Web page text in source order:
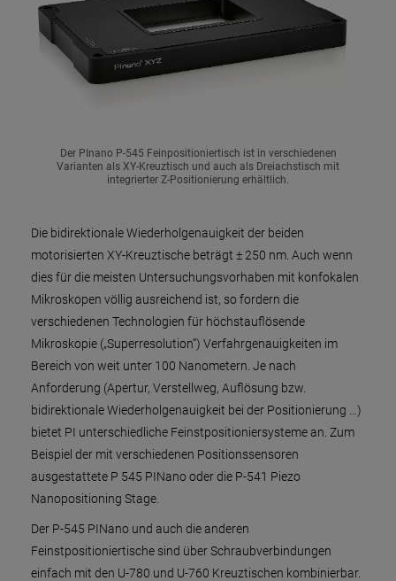
Der PInano P-545 Feinpositioniertisch ist in verschiedenen
Varianten als XY-Kreuztisch und auch als Dreiachstisch mit
integrierter Z-Positionierung erhältlich.
Die bidirektionale Wiederholgenauigkeit der beiden
motorisierten XY-Kreuztische beträgt ± 250 nm. Auch wenn
dies für die meisten Untersuchungsvorhaben mit konfokalen
Mikroskopen völlig ausreichend ist, so fordern die
verschiedenen Technologien für höchstauflösende
Mikroskopie („Superresolution“) Verfahrgenauigkeiten im
Bereich von weit unter 100 Nanometern. Je nach
Anforderung (Apertur, Verstellweg, Auflösung bzw.
bidirektionale Wiederholgenauigkeit bei der Positionierung …)
bietet PI unterschiedliche Feinstpositioniersysteme an. Zum
Beispiel der mit verschiedenen Positionssensoren
ausgestattete P 545 PINano oder die P-541 Piezo
Nanopositioning Stage.
Der P-545 PINano und auch die anderen
Feinstpositioniertische sind über Schraubverbindungen
einfach mit den U-780 und U-760 Kreuztischen kombinierbar.